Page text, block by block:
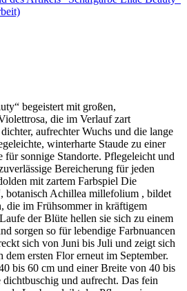
begeistert mit großen,
die im Verlauf zart
aufrechter Wuchs und die lange
winterharte Staude zu einer
sonnige Standorte. Pflegeleicht und
Bereicherung für jeden
mit zartem Farbspiel Die
botanisch Achillea millefolium , bildet
die im Frühsommer in kräftigem
der Blüte hellen sie sich zu einem
sorgen so für lebendige Farbnuancen
sich von Juni bis Juli und zeigt sich
ersten Flor erneut im September.
bis 60 cm und einer Breite von 40 bis
dichtbuschig und aufrecht. Das fein